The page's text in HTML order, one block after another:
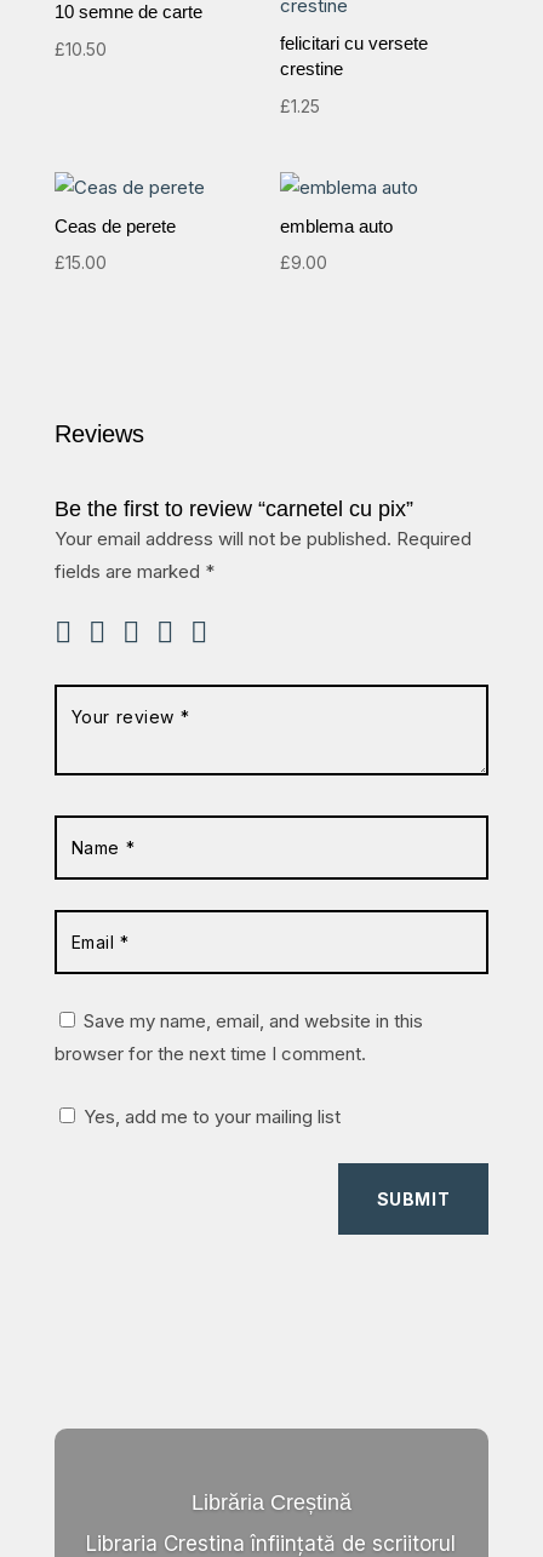
10 semne de carte
£10.50
felicitari cu versete
crestine
£1.25
Ceas de perete
£15.00
emblema auto
£9.00
Reviews
Be the first to review “carnetel cu pix”
Your email address will not be published. Required
fields are marked *
Save my name, email, and website in this
browser for the next time I comment.
Yes, add me to your mailing list
SUBMIT
Librăria Creștină
Libraria Crestina înființată de scriitorul